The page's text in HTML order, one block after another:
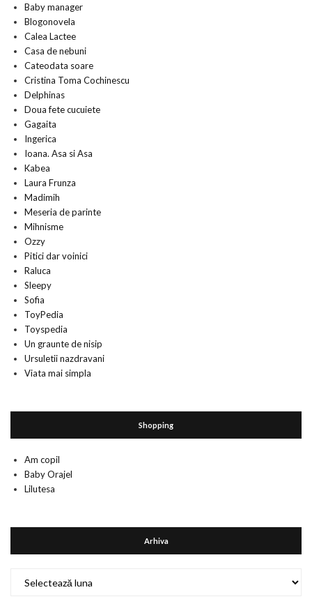
Baby manager
Blogonovela
Calea Lactee
Casa de nebuni
Cateodata soare
Cristina Toma Cochinescu
Delphinas
Doua fete cucuiete
Gagaita
Ingerica
Ioana. Asa si Asa
Kabea
Laura Frunza
Madimih
Meseria de parinte
Mihnisme
Ozzy
Pitici dar voinici
Raluca
Sleepy
Sofia
ToyPedia
Toyspedia
Un graunte de nisip
Ursuletii nazdravani
Viata mai simpla
Shopping
Am copil
Baby Orajel
Lilutesa
Arhiva